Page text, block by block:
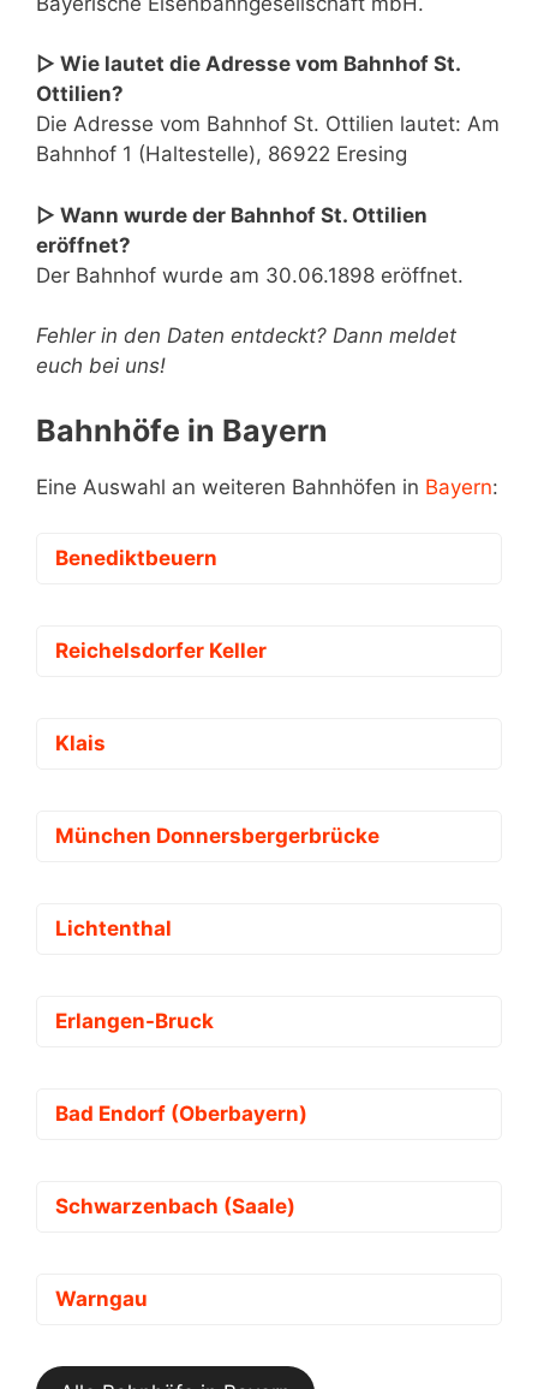
▷ Wie lautet die Adresse vom Bahnhof St.
Ottilien?
Die Adresse vom Bahnhof St. Ottilien lautet: Am
Bahnhof 1 (Haltestelle), 86922 Eresing
▷ Wann wurde der Bahnhof St. Ottilien
eröffnet?
Der Bahnhof wurde am 30.06.1898 eröffnet.
Fehler in den Daten entdeckt? Dann meldet
euch bei uns!
Bahnhöfe in Bayern
Eine Auswahl an weiteren Bahnhöfen in Bayern:
Benediktbeuern
Reichelsdorfer Keller
Klais
München Donnersbergerbrücke
Lichtenthal
Erlangen-Bruck
Bad Endorf (Oberbayern)
Schwarzenbach (Saale)
Warngau